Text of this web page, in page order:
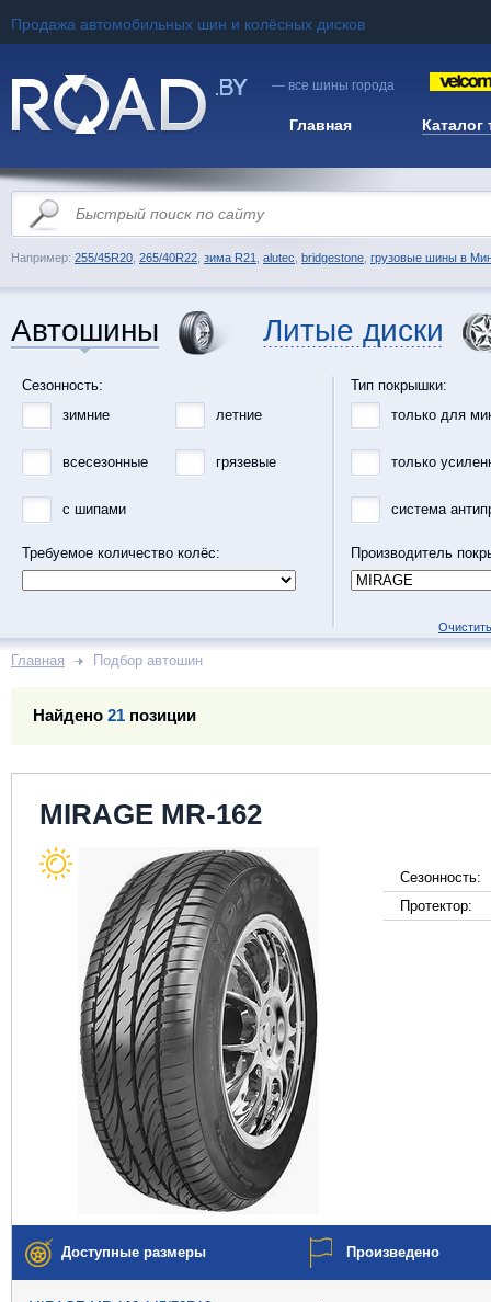
Продажа автомобильных шин и колёсных дисков
— все шины города
Главная Каталог
Например: 255/45R20 265/40R22 зима R21 alutec bridgestone грузовые шины в
Автошины Литые диски
Сезонность:
зимние
летние
всесезонные грязевые
с шипами
Требуемое количество колёс:
Тип покрышки:
только для
только
система
Производитель
Главная Подбор автошин
Найдено 21 позиции
MIRAGE MR-162
Сезонность:
Протектор:
Доступные размеры Произведено